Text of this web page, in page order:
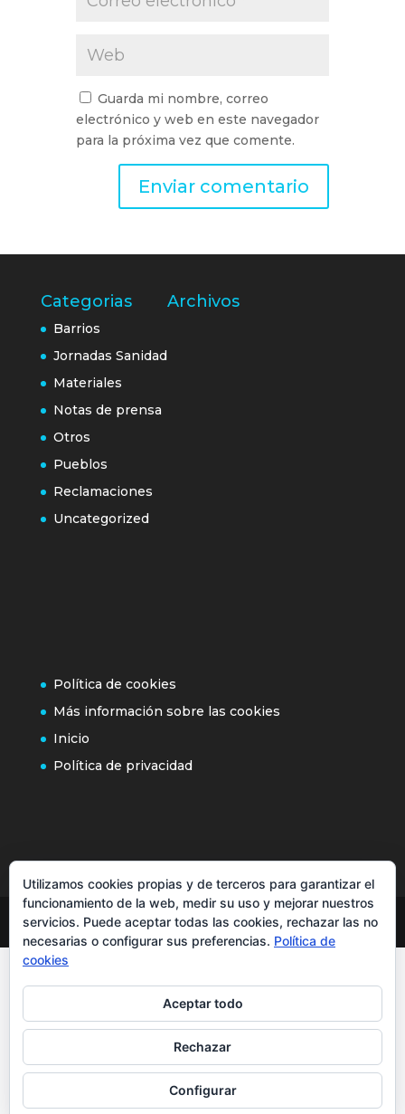
Guarda mi nombre, correo
electrónico y web en este navegador
para la próxima vez que comente.
Categorias
Barrios
Jornadas Sanidad
Materiales
Notas de prensa
Otros
Pueblos
Reclamaciones
Uncategorized
Archivos
Política de cookies
Más información sobre las cookies
Inicio
Política de privacidad
Utilizamos cookies propias y de terceros para garantizar el
funcionamiento de la web, medir su uso y mejorar nuestros
servicios. Puede aceptar todas las cookies, rechazar las no
necesarias o configurar sus preferencias. Política de
cookies
Aceptar todo
Rechazar
Configurar